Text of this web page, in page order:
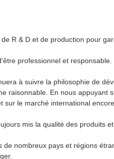
R & D et de production pour
professionnel et
à suivre la philosophie de
raisonnable. En nous
sur le marché international
mis la qualité des produits
de nombreux pays et régions